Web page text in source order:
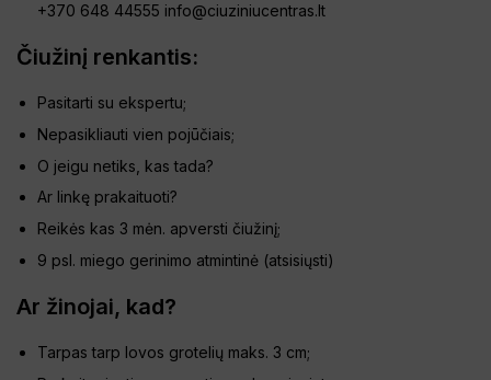
+370 648 44555 info@ciuziniucentras.lt
Čiužinį renkantis:
Pasitarti su ekspertu;
Nepasikliauti vien pojūčiais;
O jeigu netiks, kas tada?
Ar linkę prakaituoti?
Reikės kas 3 mėn. apversti čiužinį;
9 psl. miego gerinimo atmintinė (atsisiųsti)
Ar žinojai, kad?
Tarpas tarp lovos grotelių maks. 3 cm;